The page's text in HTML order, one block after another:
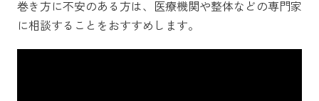
巻き方に不安のある方は、医療機関や整体などの専門家
に相談することをおすすめします。